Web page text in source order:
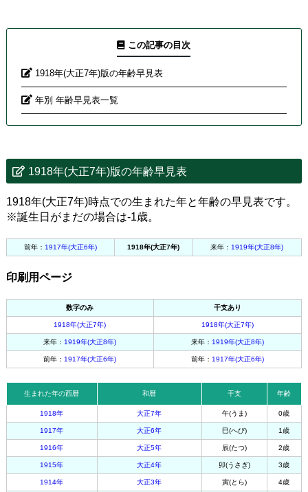
この記事の目次
1918年(大正7年)版の年齢早見表
年別 年齢早見表一覧
1918年(大正7年)版の年齢早見表
1918年(大正7年)時点での生まれた年と年齢の早見表です。
※誕生日がまだの場合は-1歳。
前年： 1917年(大正6年) 1918年(大正7年) 来年： 1919年(大正8年)
印刷用ページ
数字のみ 干支あり
1918年(大正7年) 1918年(大正7年)
来年： 1919年(大正8年) 来年： 1919年(大正8年)
前年： 1917年(大正6年) 前年： 1917年(大正6年)
生まれた年の西暦 和暦 干支 年齢
1918年 大正7年 午(うま) 0歳
1917年 大正6年 巳(へび) 1歳
1916年 大正5年 辰(たつ) 2歳
1915年 大正4年 卯(うさぎ) 3歳
1914年 大正3年 寅(とら) 4歳